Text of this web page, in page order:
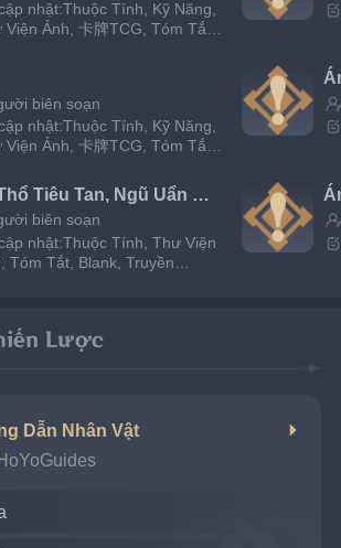
nhật:Thuộc Tính, Kỹ Năng,
Viện Ảnh, 卡牌TCG, Tóm Tắt,
biên soạn
nhật:Thuộc Tính, Kỹ Năng,
Viện Ảnh, 卡牌TCG, Tóm Tắt,
biên soạn
nhật:Thuộc Tính, Thư Viện
Tóm Tắt, Blank, Truyền
Lược
Dẫn Nhân Vật